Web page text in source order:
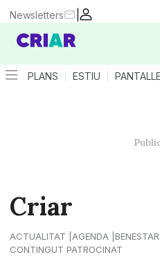
|
Newsletters
PLANS ESTIU
Criar
ACTUALITAT AGENDA BENESTAR
CONTINGUT PATROCINAT